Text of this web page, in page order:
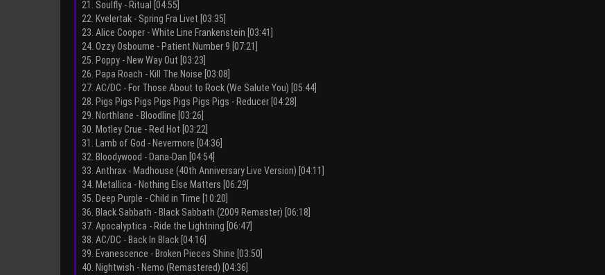
21. Soulfly - Ritual [04:55]
22. Kvelertak - Spring Fra Livet [03:35]
23. Alice Cooper - White Line Frankenstein [03:41]
24. Ozzy Osbourne - Patient Number 9 [07:21]
25. Poppy - New Way Out [03:23]
26. Papa Roach - Kill The Noise [03:08]
27. AC/DC - For Those About to Rock (We Salute You) [05:44]
28. Pigs Pigs Pigs Pigs Pigs Pigs Pigs - Reducer [04:28]
29. Northlane - Bloodline [03:26]
30. Motley Crue - Red Hot [03:22]
31. Lamb of God - Nevermore [04:36]
32. Bloodywood - Dana-Dan [04:54]
33. Anthrax - Madhouse (40th Anniversary Live Version) [04:11]
34. Metallica - Nothing Else Matters [06:29]
35. Deep Purple - Child in Time [10:20]
36. Black Sabbath - Black Sabbath (2009 Remaster) [06:18]
37. Apocalyptica - Ride the Lightning [06:47]
38. AC/DC - Back In Black [04:16]
39. Evanescence - Broken Pieces Shine [03:50]
40. Nightwish - Nemo (Remastered) [04:36]